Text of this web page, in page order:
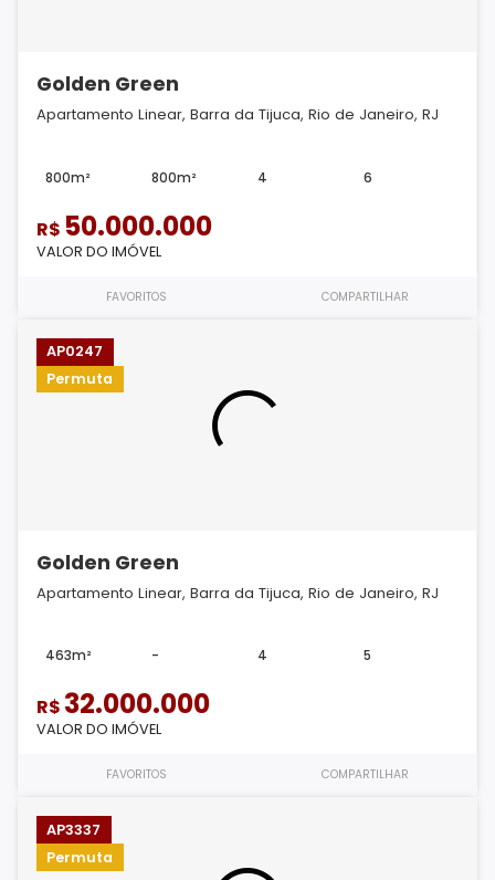
Golden Green
Apartamento Linear, Barra da Tijuca, Rio de Janeiro, RJ
800m² 800m² 4 6
R$ 50.000.000
VALOR DO IMÓVEL
FAVORITOS COMPARTILHAR
AP0247
Permuta
Golden Green
Apartamento Linear, Barra da Tijuca, Rio de Janeiro, RJ
463m² - 4 5
R$ 32.000.000
VALOR DO IMÓVEL
FAVORITOS COMPARTILHAR
AP3337
Permuta